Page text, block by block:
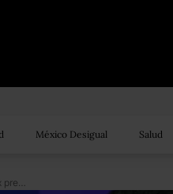
México Desigual Salud
Policía francesa allana hogar del ex presidente Sarkozy